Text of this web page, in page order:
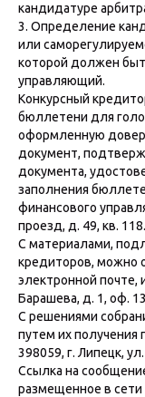
кандидатуре
3. Определение
или
которой должен
управляющий.
Конкурсный
бюллетени для
оформленную
документ,
документа,
заполнения
финансового
проезд, д. 49, кв. 118.
С материалами,
кредиторов, можно
электронной почте,
Барашева, д. 1, оф.
С решениями
путем их получения
398059, г. Липецк,
Ссылка на
размещенное в сети